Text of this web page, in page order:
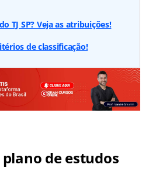
TJ SP? Veja as atribuições!
de classificação!
plano de estudos